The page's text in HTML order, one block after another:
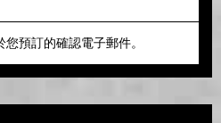
預訂的確認電子郵件。